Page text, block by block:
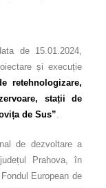
de 15.01.2024,
și execuție
retehnologizare,
stații de
de Sus”
de dezvoltare a
Prahova, în
European de